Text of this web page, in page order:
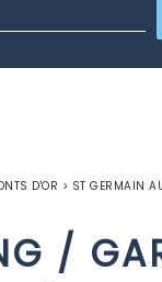
D'OR > ST GERMAIN
/